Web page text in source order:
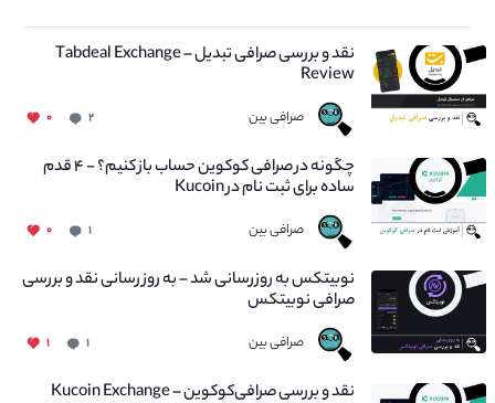
نقد و بررسی صرافی تبدیل – Tabdeal Exchange
Review
صرافی بین ۲ ۰
چگونه در صرافی کوکوین حساب باز کنیم؟ - ۴ قدم
ساده برای ثبت نام در Kucoin
صرافی بین ۱ ۰
نوبیتکس به روزرسانی شد – به روز رسانی نقد و بررسی
صرافی نوبیتکس
صرافی بین ۱ ۱
نقد و بررسی صرافی‌کوکوین – Kucoin Exchange